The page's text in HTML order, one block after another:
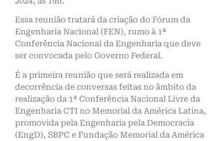
Essa reunião tratará da criação do Fórum da
Engenharia Nacional (FEN), rumo à 1ª
Conferência Nacional da Engenharia que deve
ser convocada pelo Governo Federal.
É a primeira reunião que será realizada em
decorrência de conversas feitas no âmbito da
realização da 1ª Conferência Nacional Livre da
Engenharia CTI no Memorial da América Latina,
promovida pela Engenharia pela Democracia
(EngD), SBPC e Fundação Memorial da América